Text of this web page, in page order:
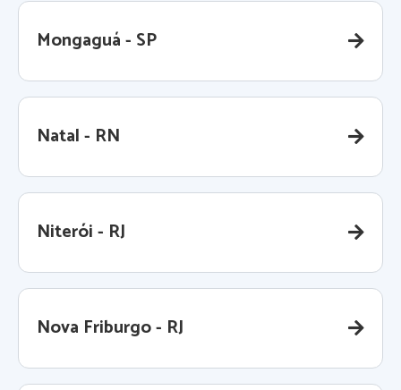
Mongaguá - SP
Natal - RN
Niterói - RJ
Nova Friburgo - RJ